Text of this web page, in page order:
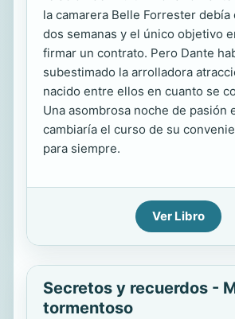
la camarera Belle Forrester debía
dos semanas y el único objetivo
firmar un contrato. Pero Dante
subestimado la arrolladora
nacido entre ellos en cuanto se
Una asombrosa noche de pasión
cambiaría el curso de su
para siempre.
Ver Libro
Secretos y recuerdos -
tormentoso